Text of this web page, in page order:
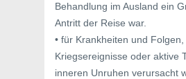
Behandlung im Ausland ein
Antritt der Reise war.
• für Krankheiten und
Kriegsereignisse oder aktive
inneren Unruhen verursacht